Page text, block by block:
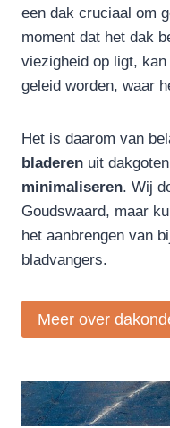
een dak cruciaal om
moment dat het dak
viezigheid op ligt,
geleid worden, waar
Het is daarom van
bladeren uit
minimaliseren. Wij
Goudswaard, maar
het aanbrengen van
bladvangers.
Meer over